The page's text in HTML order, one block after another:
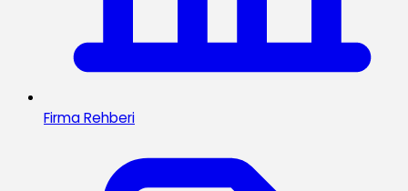
Firma Rehberi